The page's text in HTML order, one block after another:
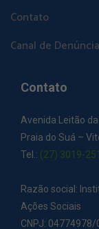
Contato
Canal de
Contato
Avenida Leitão
Praia do Suá –
Tel.: (27) 3019-
Razão social:
Ações Sociais
CNPJ: 04774978/